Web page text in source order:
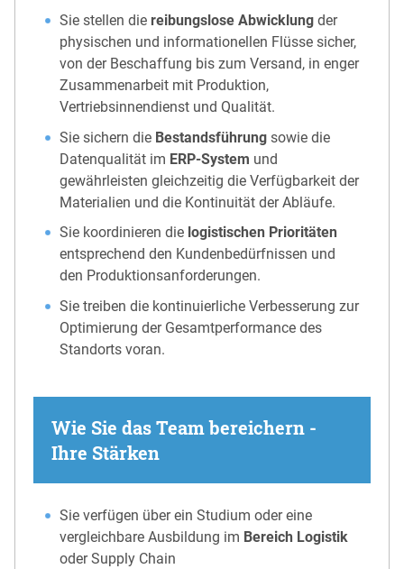
Sie stellen die reibungslose Abwicklung der
physischen und informationellen Flüsse sicher,
von der Beschaffung bis zum Versand, in enger
Zusammenarbeit mit Produktion,
Vertriebsinnendienst und Qualität.
Sie sichern die Bestandsführung sowie die
Datenqualität im ERP-System und
gewährleisten gleichzeitig die Verfügbarkeit der
Materialien und die Kontinuität der Abläufe.
Sie koordinieren die logistischen Prioritäten
entsprechend den Kundenbedürfnissen und
den Produktionsanforderungen.
Sie treiben die kontinuierliche Verbesserung zur
Optimierung der Gesamtperformance des
Standorts voran.
Wie Sie das Team bereichern -
Ihre Stärken
Sie verfügen über ein Studium oder eine
vergleichbare Ausbildung im Bereich Logistik
oder Supply Chain